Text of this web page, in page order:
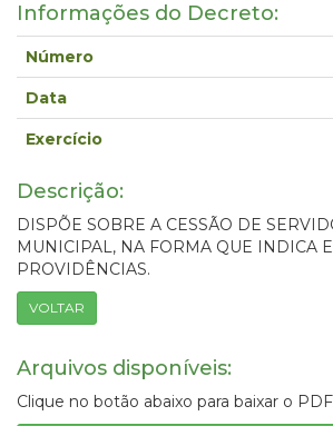
Informações do Decreto:
Número
Data
Exercício
Descrição:
DISPÕE SOBRE A CESSÃO DE
MUNICIPAL, NA FORMA QUE INDICA
PROVIDÊNCIAS.
VOLTAR
Arquivos disponíveis:
Clique no botão abaixo para baixar o